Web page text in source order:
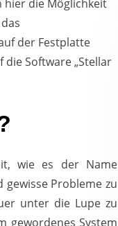
hier die Möglichkeit
der Festplatte
Software „Stellar
wie es der Name
Probleme zu
unter die Lupe zu
gewordenes System